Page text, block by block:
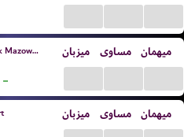
Main Draw میزبان مساوی میهمان
...
میزبان مساوی میهمان